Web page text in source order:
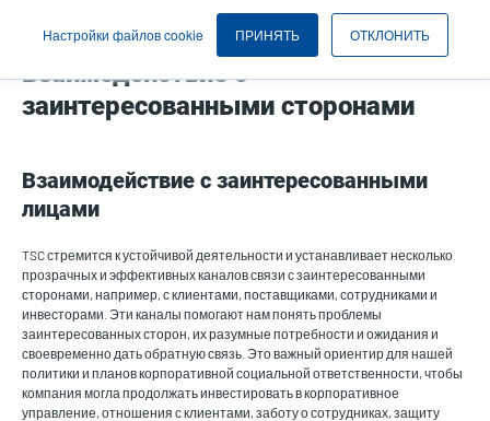
Настройки файлов cookie ПРИНЯТЬ ОТКЛОНИТЬ
Взаимодействие с
заинтересованными сторонами
Взаимодействие с заинтересованными
лицами
TSC стремится к устойчивой деятельности и устанавливает несколько
прозрачных и эффективных каналов связи с заинтересованными
сторонами, например, с клиентами, поставщиками, сотрудниками и
инвесторами. Эти каналы помогают нам понять проблемы
заинтересованных сторон, их разумные потребности и ожидания и
своевременно дать обратную связь. Это важный ориентир для нашей
политики и планов корпоративной социальной ответственности, чтобы
компания могла продолжать инвестировать в корпоративное
управление, отношения с клиентами, заботу о сотрудниках, защиту